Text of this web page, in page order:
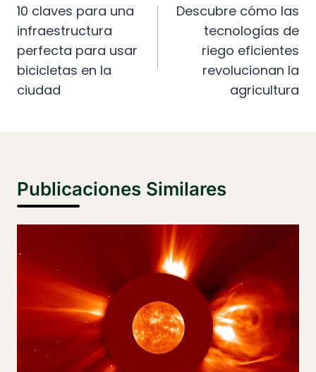
De
Entradas
10 claves para una
infraestructura
perfecta para usar
bicicletas en la
ciudad
Descubre cómo las
tecnologías de
riego eficientes
revolucionan la
agricultura
Publicaciones Similares